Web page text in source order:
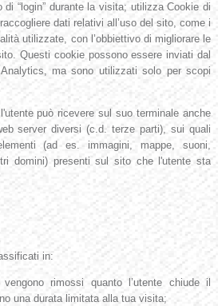
“login” durante la visita; utilizza Cookie di
dati relativi all’uso del sito, come i
utilizzate, con l’obbiettivo di migliorare le
Questi cookie possono essere inviati dal
ma sono utilizzati solo per scopi
può ricevere sul suo terminale anche
server diversi (c.d. terze parti), sui quali
(ad es. immagini, mappe, suoni,
domini) presenti sul sito che l'utente sta
in:
rimossi quanto l’utente chiude il
una durata limitata alla tua visita;